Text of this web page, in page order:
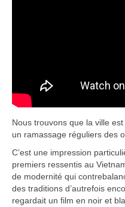
Nous trouvons que la ville
un ramassage réguliers des
C’est une impression
premiers ressentis au
de modernité qui
des traditions d’autrefois
regardait un film en noir et